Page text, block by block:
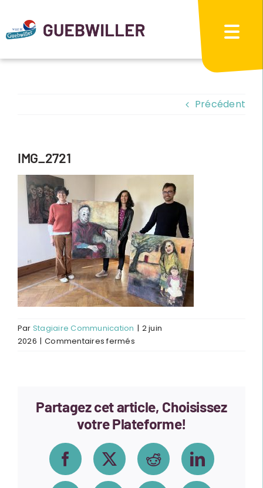
contenu
Précédent
IMG_2721
Par Stagiaire Communication | 2 juin
2026 | Commentaires ferméssur
Partagez cet article, Choisissez
votre Plateforme!
FacebookX Reddit LinkedIn